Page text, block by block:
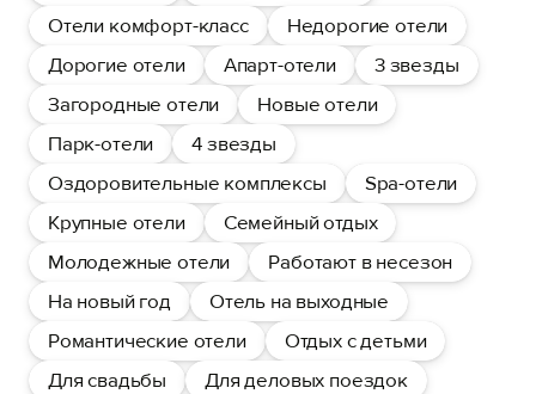
Отели комфорт-класс
Недорогие отели
Дорогие отели
Апарт-отели
3 звезды
Загородные отели
Новые отели
Парк-отели
4 звезды
Оздоровительные комплексы
Spa-отели
Крупные отели
Семейный отдых
Молодежные отели
Работают в несезон
На новый год
Отель на выходные
Романтические отели
Отдых с детьми
Для свадьбы
Для деловых поездок